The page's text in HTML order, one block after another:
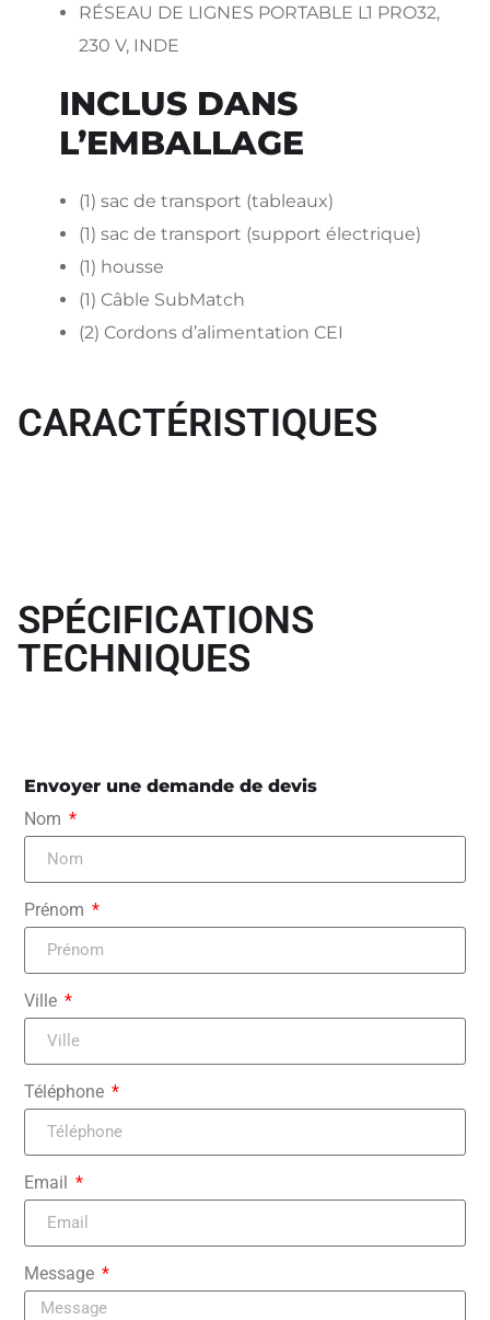
RÉSEAU DE LIGNES PORTABLE L1 PRO32,
230 V, INDE
INCLUS DANS
L’EMBALLAGE
(1) sac de transport (tableaux)
(1) sac de transport (support électrique)
(1) housse
(1) Câble SubMatch
(2) Cordons d’alimentation CEI
CARACTÉRISTIQUES
SPÉCIFICATIONS
TECHNIQUES
Envoyer une demande de devis
Nom
Prénom
Ville
Téléphone
Email
Message